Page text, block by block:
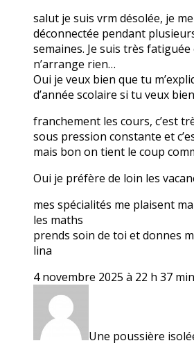
salut je suis vrm désolée, je
déconnectée pendant
semaines. Je suis très
n’arrange rien…
Oui je veux bien que tu
d’année scolaire si tu veux
franchement les cours, c’est
sous pression constante et
mais bon on tient le coup
Oui je préfère de loin les
mes spécialités me plaisent
les maths
prends soin de toi et donnes
lina
4 novembre 2025 à 22 h 37 min
Une poussière